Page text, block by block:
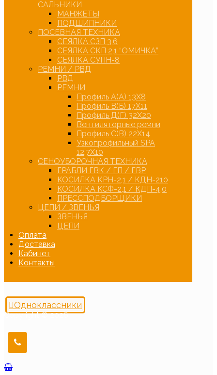
САЛЬНИКИ
МАНЖЕТЫ
ПОДШИПНИКИ
ПОСЕВНАЯ ТЕХНИКА
СЕЯЛКА СЗП 3,6
СЕЯЛКА СКП 2,1 “ОМИЧКА”
СЕЯЛКА СУПН-8
РЕМНИ / РВД
РВД
РЕМНИ
Профиль А(А) 13Х8
Профиль В(Б) 17Х11
Профиль Д(Г) 32Х20
Вентиляторные ремни
Профиль С(В) 22Х14
Узкопрофильный SPA
12,7Х10
СЕНОУБОРОЧНАЯ ТЕХНИКА
ГРАБЛИ ГВК / ГП / ГВР
КОСИЛКА КРН-2,1 / КДН-210
КОСИЛКА КСФ-2,1 / КДП-4,0
ПРЕССПОДБОРЩИКИ
ЦЕПИ / ЗВЕНЬЯ
ЗВЕНЬЯ
ЦЕПИ
Оплата
Доставка
Кабинет
Контакты
Одноклассники
Copyright © 2026